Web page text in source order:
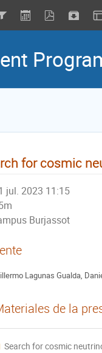
for cosmic
jul. 2023 11:15
Burjassot
Lagunas Gualda,
de la
Search for cosmic